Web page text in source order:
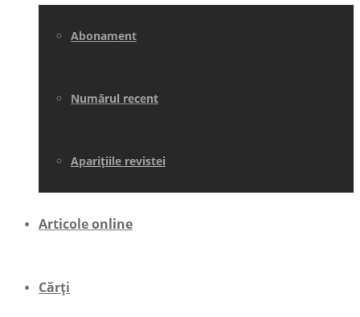
Abonament
Numărul recent
Aparițiile revistei
Articole online
Cărți